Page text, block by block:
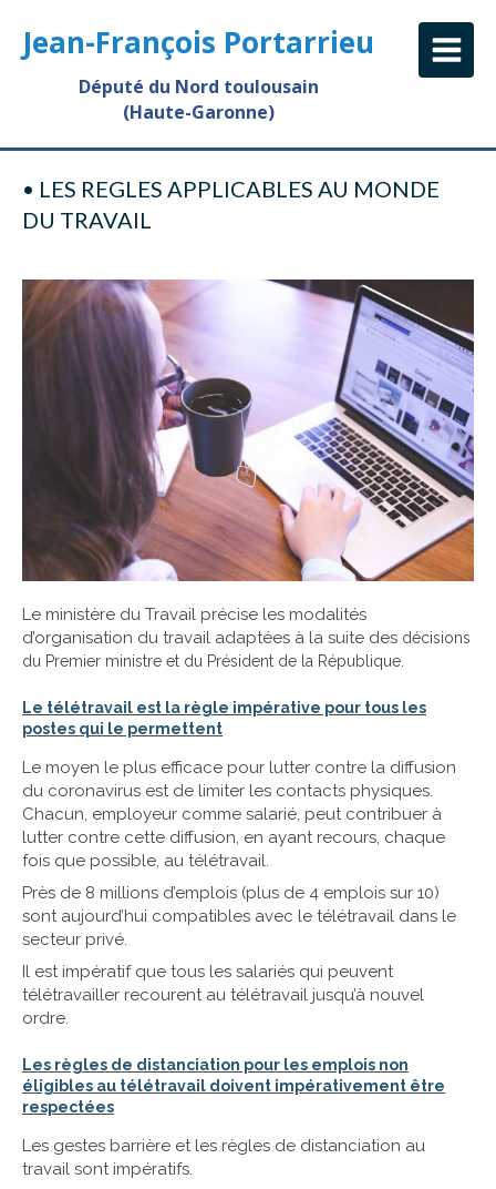
Jean-François Portarrieu
Député du Nord toulousain
(Haute-Garonne)
• LES REGLES APPLICABLES AU MONDE
DU TRAVAIL
Le ministère du Travail précise les modalités
d’organisation du travail adaptées à la suite des décisions
du Premier ministre et du Président de la République.
Le télétravail est la règle impérative pour tous les
postes qui le permettent
Le moyen le plus efficace pour lutter contre la diffusion
du coronavirus est de limiter les contacts physiques.
Chacun, employeur comme salarié, peut contribuer à
lutter contre cette diffusion, en ayant recours, chaque
fois que possible, au télétravail.
Près de 8 millions d’emplois (plus de 4 emplois sur 10)
sont aujourd’hui compatibles avec le télétravail dans le
secteur privé.
Il est impératif que tous les salariés qui peuvent
télétravailler recourent au télétravail jusqu’à nouvel
ordre.
Les règles de distanciation pour les emplois non
éligibles au télétravail doivent impérativement être
respectées
Les gestes barrière et les règles de distanciation au
travail sont impératifs.